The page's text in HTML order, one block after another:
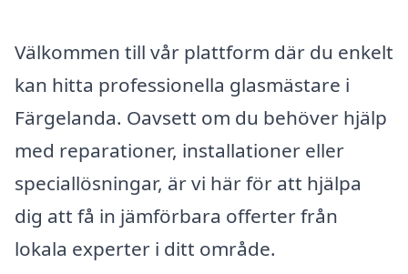
Välkommen till vår plattform där du enkelt
kan hitta professionella glasmästare i
Färgelanda. Oavsett om du behöver hjälp
med reparationer, installationer eller
speciallösningar, är vi här för att hjälpa
dig att få in jämförbara offerter från
lokala experter i ditt område.